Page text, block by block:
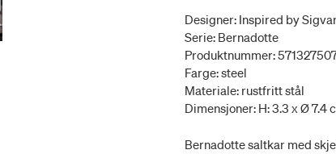
Designer: Inspired by
Serie: Bernadotte
Produktnummer:
Farge: steel
Materiale: rustfritt stål
Dimensjoner: H: 3.3 x Ø 7.4
Bernadotte saltkar med